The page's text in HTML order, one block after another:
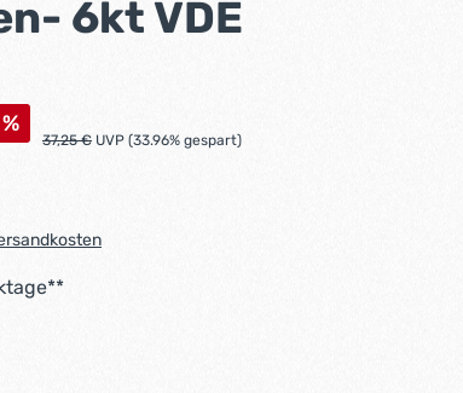
6kt VDE
%
Regulärer Preis:
37,25 € UVP (33.96% gespart)